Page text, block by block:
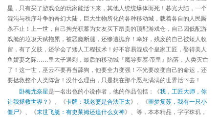
星，只有买了游戏仓的玩家能活下来，其他人统统爆体而死！暮光大陆，一个
混沌与秩序斗争的奇幻大陆，巨大生物所化的各种移动城，载着各自的人民厮
杀不止！上一世，自己掏光积蓄为女友买下昂贵的顶配游戏仓，自己因低配游
戏舱的垃圾天赋拖累，被恶魔断腿，还惨遭抛弃！幸好，残废的自己被矮人收
留，有了义肢，还学会了矮人工程技术！好不容易混成个皇家工匠，娶得美人
鱼娇妻之际……皇太子遇刺，最后的移动城『魔导要塞·帝皇』陷落，人类灭亡
了！这一世，巫云不要再当舔狗，他要全力变强！不光要改变自己的命运，还
要拯救整个人类阵营！没什么理由，只是想在那个恶意满满的世界活下去！
卧梅尤奈星是一名出色的小说作者，他的作品包括：《我，工匠大师，你
让我拯救世界？ 》、《卡牌：我老婆是合法正太》、《噩梦复苏，我有一只小
僵尸》、《末世飞艇：有史莱姆还追什么女神》、等，本本精品，字字珠玑，